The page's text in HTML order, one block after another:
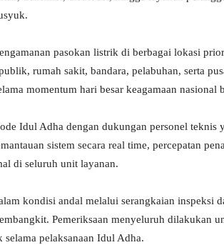
pasokan listrik di berbagai lokasi
rumah sakit, bandara, pelabuhan, serta
momentum hari besar keagamaan nasional
Idul Adha dengan dukungan personel teknis
sistem secara real time, percepatan
di seluruh unit layanan.
kondisi andal melalui serangkaian inspeksi
Pemeriksaan menyeluruh dilakukan
pelaksanaan Idul Adha.